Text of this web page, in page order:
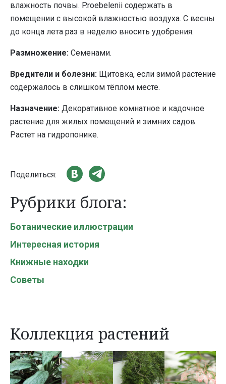
влажность почвы. P.roebelenii содержать в
помещении с высокой влажностью воздуха. С весны
до конца лета раз в неделю вносить удобрения.
Размножение: Семенами.
Вредители и болезни: Щитовка, если зимой растение
содержалось в слишком тёплом месте.
Назначение: Декоративное комнатное и кадочное
растение для жилых помещений и зимних садов.
Растет на гидропонике.
Поделиться:
Рубрики блога:
Ботанические иллюстрации
Интересная история
Книжные находки
Советы
Коллекция растений